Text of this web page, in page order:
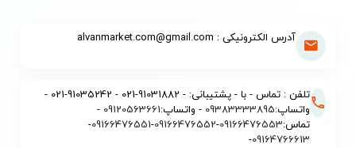
آدرس الکترونیکی : alvanmarket.com@gmail.com
تلفن : تماس - با - پشتیبانی: - 91031882-021 - 91035242-021 -
واتساپ:09383333895 - واتساپ:09120563661
-
تماس:09166476553
-
09166476552
-
09166476551
-
09164766613
-